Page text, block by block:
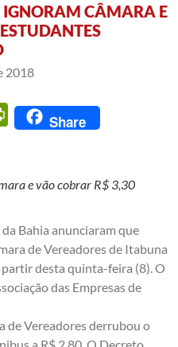
IGNORAM CÂMARA E
2018
PrintFriendly
Share
e vão cobrar R$ 3,30
Bahia anunciaram que
de Vereadores de Itabuna
partir desta quinta-feira (8). O
das Empresas de
de Vereadores derrubou o